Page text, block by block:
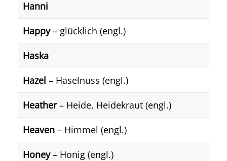
Hanni
Happy– glücklich (engl.)
Haska
Hazel – Haselnuss (engl.)
Heather– Heide, Heidekraut (engl.)
Heaven – Himmel (engl.)
Honey– Honig (engl.)